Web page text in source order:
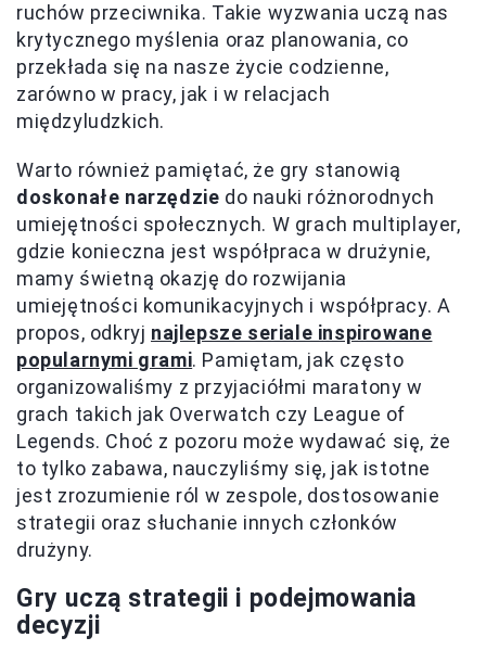
ruchów przeciwnika. Takie wyzwania uczą nas
krytycznego myślenia oraz planowania, co
przekłada się na nasze życie codzienne,
zarówno w pracy, jak i w relacjach
międzyludzkich.
Warto również pamiętać, że gry stanowią
doskonałe narzędzie do nauki różnorodnych
umiejętności społecznych. W grach multiplayer,
gdzie konieczna jest współpraca w drużynie,
mamy świetną okazję do rozwijania
umiejętności komunikacyjnych i współpracy. A
propos, odkryj najlepsze seriale inspirowane
popularnymi grami. Pamiętam, jak często
organizowaliśmy z przyjaciółmi maratony w
grach takich jak Overwatch czy League of
Legends. Choć z pozoru może wydawać się, że
to tylko zabawa, nauczyliśmy się, jak istotne
jest zrozumienie ról w zespole, dostosowanie
strategii oraz słuchanie innych członków
drużyny.
Gry uczą strategii i podejmowania
decyzji